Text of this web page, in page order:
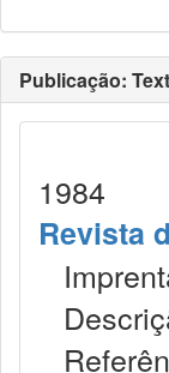
Publicação:
1984
Revista